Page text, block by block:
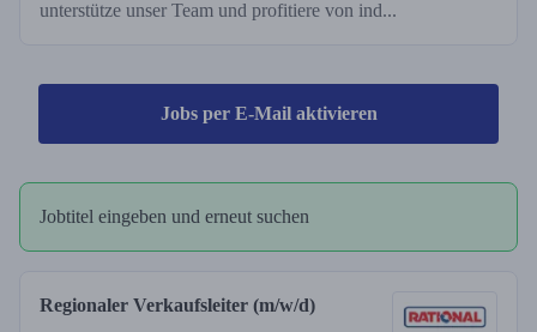
unterstütze unser Team und profitiere von ind...
Jobs per E-Mail aktivieren
Jobtitel eingeben und erneut suchen
Regionaler Verkaufsleiter (m/w/d)